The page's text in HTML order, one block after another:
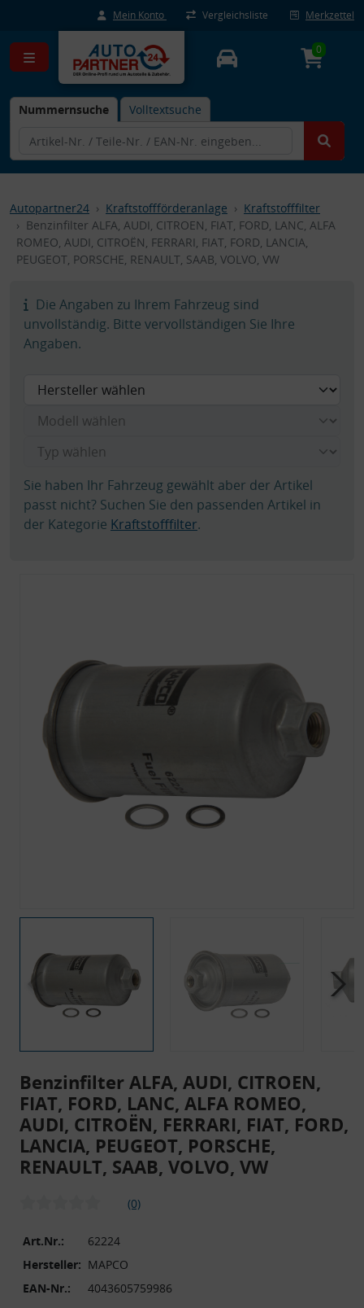
Mein Konto Vergleichsliste Merkzettel
Nummernsuche Volltextsuche
0
Autopartner24 Kraftstoffförderanlage
Kraftstofffilter
Benzinfilter ALFA, AUDI, CITROEN, FIAT, FORD, LANC, ALFA
ROMEO, AUDI, CITROËN, FERRARI, FIAT, FORD, LANCIA,
PEUGEOT, PORSCHE, RENAULT, SAAB, VOLVO, VW
Die Angaben zu Ihrem Fahrzeug sind
unvollständig. Bitte vervollständigen Sie Ihre
Angaben.
Sie haben Ihr Fahrzeug gewählt aber der Artikel
passt nicht? Suchen Sie den passenden Artikel in
der Kategorie Kraftstofffilter.
Benzinfilter ALFA, AUDI, CITROEN,
FIAT, FORD, LANC, ALFA ROMEO,
AUDI, CITROËN, FERRARI, FIAT, FORD,
LANCIA, PEUGEOT, PORSCHE,
RENAULT, SAAB, VOLVO, VW
(0)
Art.Nr.:
62224
Hersteller: MAPCO
EAN-Nr.:
4043605759986